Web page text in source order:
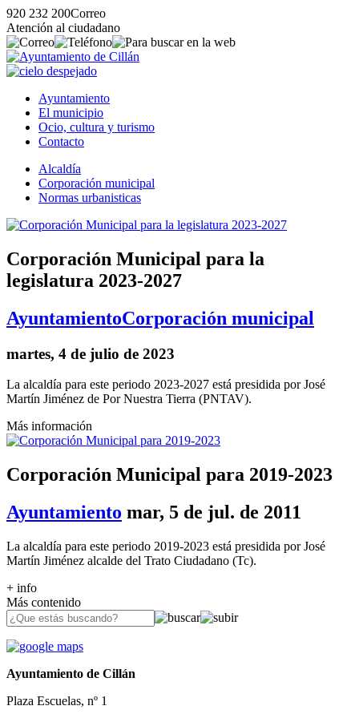
920 232 200Correo
Atención al ciudadano
Ayuntamiento
El municipio
Ocio, cultura y turismo
Contacto
Alcaldía
Corporación municipal
Normas urbanisticas
Corporación Municipal para la
legislatura 2023-2027
AyuntamientoCorporación municipal
martes, 4 de julio de 2023
La alcaldía para este periodo 2023-2027 está presidida por José
Martín Jiménez de Por Nuestra Tierra (PNTAV).
Más información
Corporación Municipal para 2019-2023
Ayuntamiento mar, 5 de jul. de 2011
La alcaldía para este periodo 2019-2023 está presidida por José
Martín Jiménez alcalde del Trato Ciudadano (Tc).
+ info
Más contenido
Ayuntamiento de Cillán
Plaza Escuelas, nº 1